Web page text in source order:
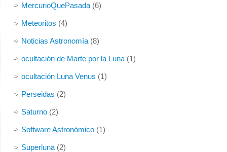
MercurioQuePasada(6)
Meteoritos (4)
Noticias Astronomía(8)
ocultación de Marte por la Luna(1)
ocultación Luna Venus (1)
Perseidas (2)
Saturno(2)
Software Astronómico(1)
Superluna(2)